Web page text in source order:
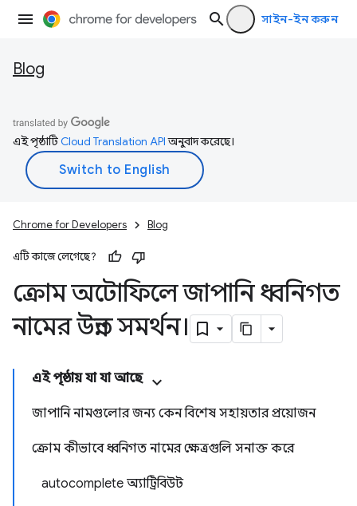
সাইন-ইন করুন
Blog
এই পৃষ্ঠাটিCloud Translation APIঅনুবাদ করেছে।
Chrome for Developers Blog
এটি কাজে লেগেছে?
ক্রোম অটোফিলে জাপানি ধ্বনিগত
নামের উন্নত সমর্থন।
এই পৃষ্ঠায় যা যা আছে
জাপানি নামগুলোর জন্য কেন বিশেষ সহায়তার প্রয়োজন
ক্রোম কীভাবে ধ্বনিগত নামের ক্ষেত্রগুলি সনাক্ত করে
autocomplete অ্যাট্রিবিউট